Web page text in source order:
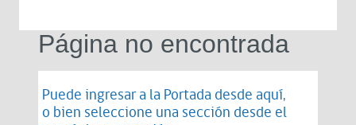
Página no encontrada
Puede ingresar a la Portada desde aquí,
o bien seleccione una sección desde el